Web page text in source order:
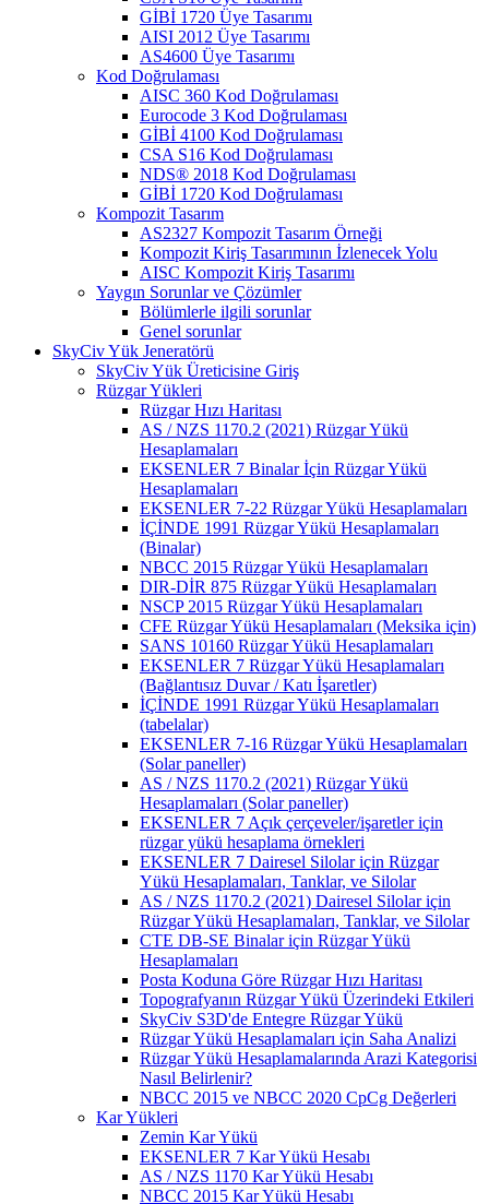
GİBİ 1720 Üye Tasarımı
AISI 2012 Üye Tasarımı
AS4600 Üye Tasarımı
Kod Doğrulaması
AISC 360 Kod Doğrulaması
Eurocode 3 Kod Doğrulaması
GİBİ 4100 Kod Doğrulaması
CSA S16 Kod Doğrulaması
NDS® 2018 Kod Doğrulaması
GİBİ 1720 Kod Doğrulaması
Kompozit Tasarım
AS2327 Kompozit Tasarım Örneği
Kompozit Kiriş Tasarımının İzlenecek Yolu
AISC Kompozit Kiriş Tasarımı
Yaygın Sorunlar ve Çözümler
Bölümlerle ilgili sorunlar
Genel sorunlar
SkyCiv Yük Jeneratörü
SkyCiv Yük Üreticisine Giriş
Rüzgar Yükleri
Rüzgar Hızı Haritası
AS / NZS 1170.2 (2021) Rüzgar Yükü
Hesaplamaları
EKSENLER 7 Binalar İçin Rüzgar Yükü
Hesaplamaları
EKSENLER 7-22 Rüzgar Yükü Hesaplamaları
İÇİNDE 1991 Rüzgar Yükü Hesaplamaları
(Binalar)
NBCC 2015 Rüzgar Yükü Hesaplamaları
DIR-DİR 875 Rüzgar Yükü Hesaplamaları
NSCP 2015 Rüzgar Yükü Hesaplamaları
CFE Rüzgar Yükü Hesaplamaları (Meksika için)
SANS 10160 Rüzgar Yükü Hesaplamaları
EKSENLER 7 Rüzgar Yükü Hesaplamaları
(Bağlantısız Duvar / Katı İşaretler)
İÇİNDE 1991 Rüzgar Yükü Hesaplamaları
(tabelalar)
EKSENLER 7-16 Rüzgar Yükü Hesaplamaları
(Solar paneller)
AS / NZS 1170.2 (2021) Rüzgar Yükü
Hesaplamaları (Solar paneller)
EKSENLER 7 Açık çerçeveler/işaretler için
rüzgar yükü hesaplama örnekleri
EKSENLER 7 Dairesel Silolar için Rüzgar
Yükü Hesaplamaları, Tanklar, ve Silolar
AS / NZS 1170.2 (2021) Dairesel Silolar için
Rüzgar Yükü Hesaplamaları, Tanklar, ve Silolar
CTE DB-SE Binalar için Rüzgar Yükü
Hesaplamaları
Posta Koduna Göre Rüzgar Hızı Haritası
Topografyanın Rüzgar Yükü Üzerindeki Etkileri
SkyCiv S3D'de Entegre Rüzgar Yükü
Rüzgar Yükü Hesaplamaları için Saha Analizi
Rüzgar Yükü Hesaplamalarında Arazi Kategorisi
Nasıl Belirlenir?
NBCC 2015 ve NBCC 2020 CpCg Değerleri
Kar Yükleri
Zemin Kar Yükü
EKSENLER 7 Kar Yükü Hesabı
AS / NZS 1170 Kar Yükü Hesabı
NBCC 2015 Kar Yükü Hesabı